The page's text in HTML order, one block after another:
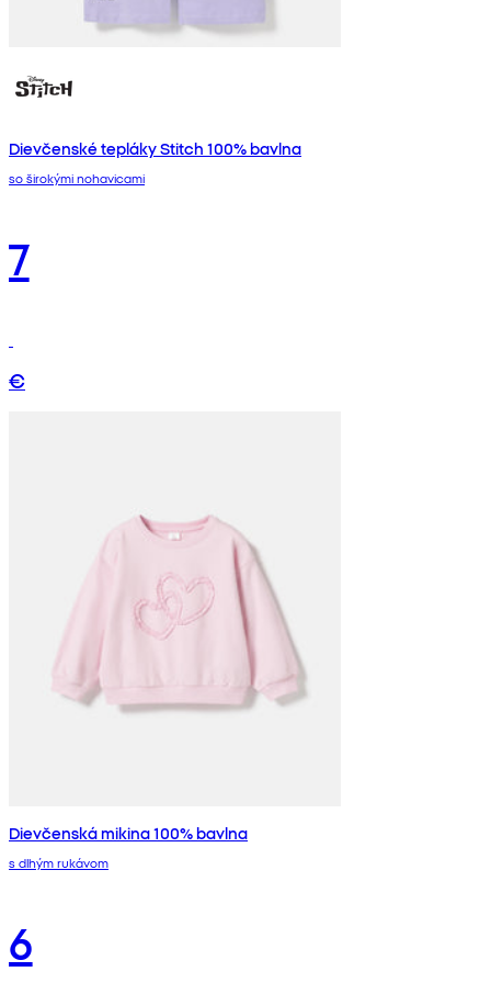
Dievčenské tepláky Stitch 100% bavlna
so širokými nohavicami
7
€
Dievčenská mikina 100% bavlna
s dlhým rukávom
6